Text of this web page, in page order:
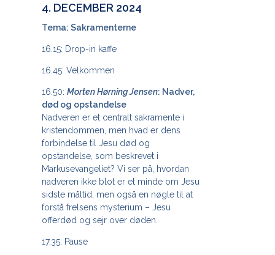
4. DECEMBER 2024
Tema: Sakramenterne
16.15: Drop-in kaffe
16.45: Velkommen
16.50: Morten Hørning Jensen: Nadver,
død og opstandelse
Nadveren er et centralt sakramente i
kristendommen, men hvad er dens
forbindelse til Jesu død og
opstandelse, som beskrevet i
Markusevangeliet? Vi ser på, hvordan
nadveren ikke blot er et minde om Jesu
sidste måltid, men også en nøgle til at
forstå frelsens mysterium – Jesu
offerdød og sejr over døden.
17.35: Pause